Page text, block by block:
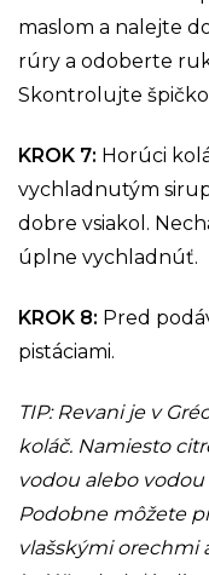
maslom a nalejte
rúry a odoberte
Skontrolujte
KROK 7: Horúci
vychladnutým
dobre vsiakol.
úplne vychladnúť.
KROK 8: Pred
pistáciami.
TIP: Revani je v
koláč. Namiesto
vodou alebo
Podobne môžete
vlašskými orechmi